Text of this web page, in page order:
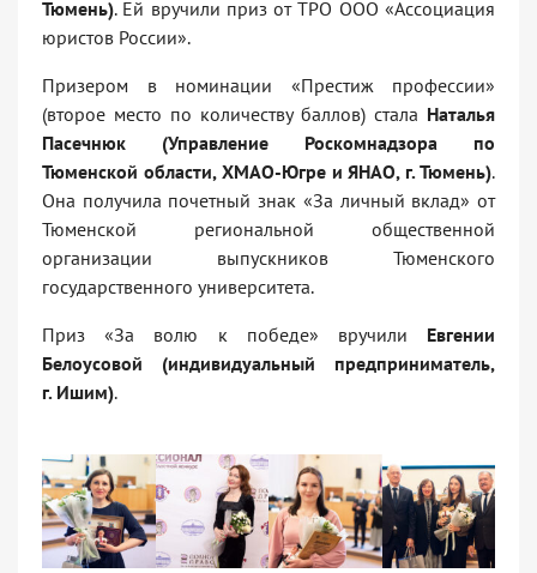
Тюмень). Ей вручили приз от ТРО ООО «Ассоциация
юристов России».
Призером в номинации «Престиж профессии»
(второе место по количеству баллов) стала Наталья
Пасечнюк (Управление Роскомнадзора по
Тюменской области, ХМАО-Югре и ЯНАО, г. Тюмень).
Она получила почетный знак «За личный вклад» от
Тюменской региональной общественной
организации выпускников Тюменского
государственного университета.
Приз «За волю к победе» вручили Евгении
Белоусовой (индивидуальный предприниматель,
г. Ишим).